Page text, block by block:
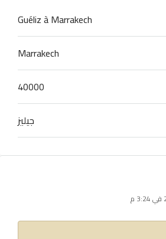
Guéliz à Marrakech
Marrakech
40000
جيليز